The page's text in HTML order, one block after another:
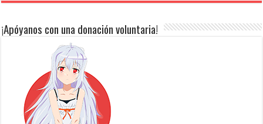
¡Apóyanos con una donación voluntaria!